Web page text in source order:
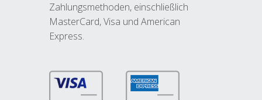
Zahlungsmethoden, einschließlich
MasterCard, Visa und American
Express.